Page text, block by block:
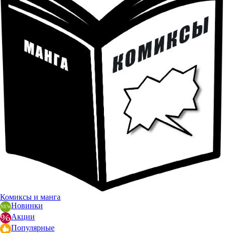
Комиксы и манга
Новинки
Акции
Популярные